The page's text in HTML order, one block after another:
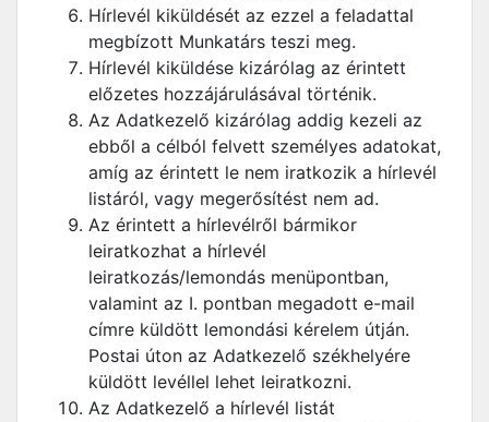
Hírlevél kiküldését az ezzel a feladattal
megbízott Munkatárs teszi meg.
Hírlevél kiküldése kizárólag az érintett
előzetes hozzájárulásával történik.
Az Adatkezelő kizárólag addig kezeli az
ebből a célból felvett személyes adatokat,
amíg az érintett le nem iratkozik a hírlevél
listáról, vagy megerősítést nem ad.
Az érintett a hírlevélről bármikor
leiratkozhat a hírlevél
leiratkozás/lemondás menüpontban,
valamint az I. pontban megadott e-mail
címre küldött lemondási kérelem útján.
Postai úton az Adatkezelő székhelyére
küldött levéllel lehet leiratkozni.
Az Adatkezelő a hírlevél listát